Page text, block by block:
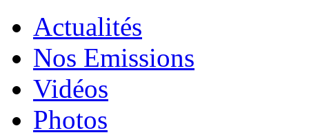
Actualités
Nos Emissions
Vidéos
Photos